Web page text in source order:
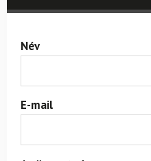
Név
E-mail